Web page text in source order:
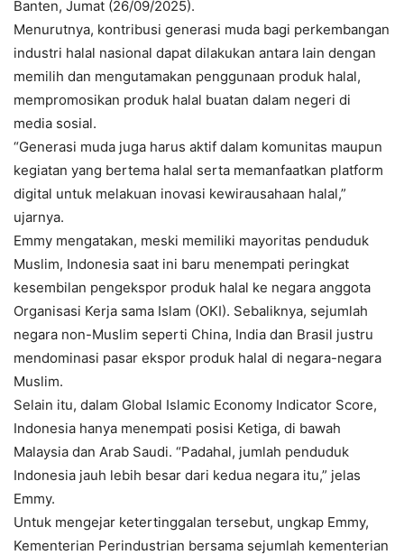
Banten, Jumat (26/09/2025).
Menurutnya, kontribusi generasi muda bagi perkembangan
industri halal nasional dapat dilakukan antara lain dengan
memilih dan mengutamakan penggunaan produk halal,
mempromosikan produk halal buatan dalam negeri di
media sosial.
“Generasi muda juga harus aktif dalam komunitas maupun
kegiatan yang bertema halal serta memanfaatkan platform
digital untuk melakuan inovasi kewirausahaan halal,”
ujarnya.
Emmy mengatakan, meski memiliki mayoritas penduduk
Muslim, Indonesia saat ini baru menempati peringkat
kesembilan pengekspor produk halal ke negara anggota
Organisasi Kerja sama Islam (OKI). Sebaliknya, sejumlah
negara non-Muslim seperti China, India dan Brasil justru
mendominasi pasar ekspor produk halal di negara-negara
Muslim.
Selain itu, dalam Global Islamic Economy Indicator Score,
Indonesia hanya menempati posisi Ketiga, di bawah
Malaysia dan Arab Saudi. “Padahal, jumlah penduduk
Indonesia jauh lebih besar dari kedua negara itu,” jelas
Emmy.
Untuk mengejar ketertinggalan tersebut, ungkap Emmy,
Kementerian Perindustrian bersama sejumlah kementerian